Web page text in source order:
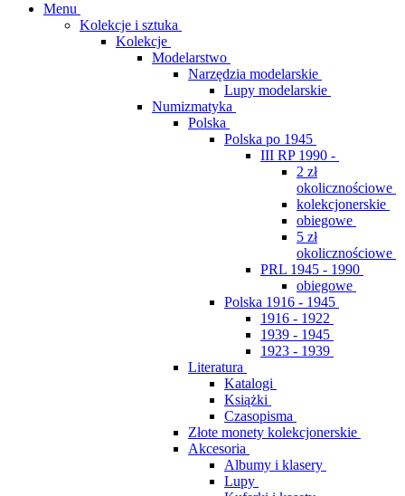
Menu
Kolekcje i sztuka
Kolekcje
Modelarstwo
Narzędzia modelarskie
Lupy modelarskie
Numizmatyka
Polska
Polska po 1945
III RP 1990 -
2 zł
okolicznościowe
kolekcjonerskie
obiegowe
5 zł
okolicznościowe
PRL 1945 - 1990
obiegowe
Polska 1916 - 1945
1916 - 1922
1939 - 1945
1923 - 1939
Literatura
Katalogi
Książki
Czasopisma
Złote monety kolekcjonerskie
Akcesoria
Albumy i klasery
Lupy